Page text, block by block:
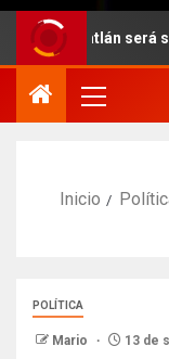
será sede de
Inicio
POLÍTICA
Mario 13 de